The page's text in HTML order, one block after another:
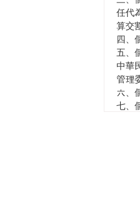
護聲
六、
為保
服專
七、
本公
重製
任代
算交
四、
五、
中華
管理
六、
七、
（
2.立
（